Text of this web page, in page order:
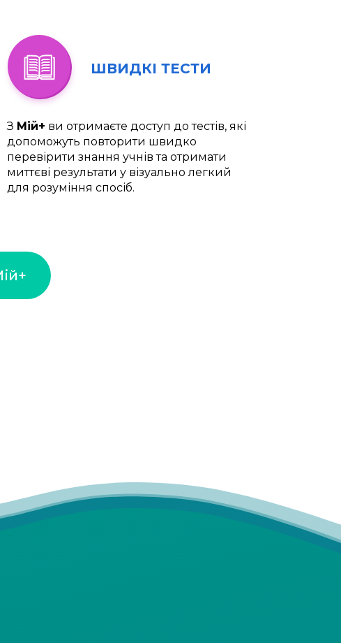
ШВИДКІ ТЕСТИ
З Мій+ ви отримаєте доступ до тестів, які
допоможуть повторити швидко
перевірити знання учнів та отримати
миттєві результати у візуально легкий
для розуміння спосіб.